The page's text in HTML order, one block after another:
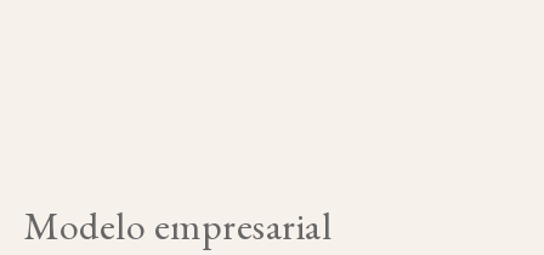
Modelo empresarial